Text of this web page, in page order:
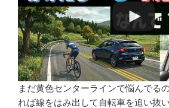
まだ黄色センターラインで悩んでる
れば線をはみ出して自転車を追い抜